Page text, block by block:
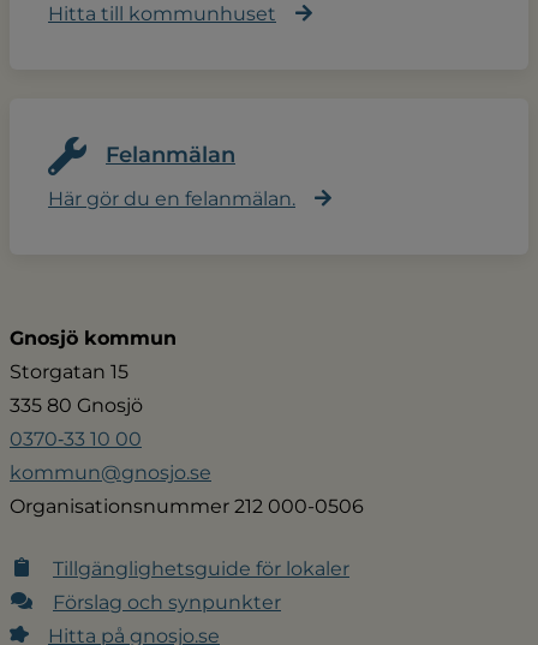
Hitta till kommunhuset
Felanmälan
Här gör du en felanmälan.
Gnosjö kommun
Storgatan 15
335 80 Gnosjö
0370‑33 10 00
kommun@gnosjo.se
Organisationsnummer 212 000-0506
Tillgänglighetsguide för lokaler
Förslag och synpunkter
Hitta på gnosjo.se